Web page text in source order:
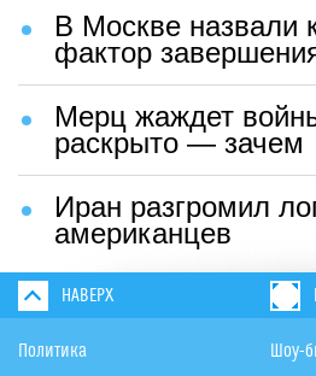
В Москве назвали
фактор
Мерц жаждет
раскрыто — зачем
Иран разгромил
американцев
НАВЕРХ
Политика Шоу-